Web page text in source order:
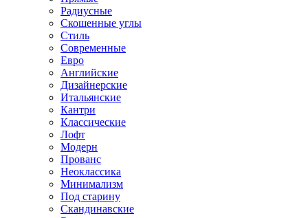
Радиусные
Скошенные углы
Стиль
Современные
Евро
Английские
Дизайнерские
Итальянские
Кантри
Классические
Лофт
Модерн
Прованс
Неоклассика
Минимализм
Под старину
Скандинавские